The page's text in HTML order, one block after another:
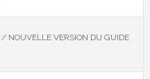
/NOUVELLE VERSION DU GUIDE